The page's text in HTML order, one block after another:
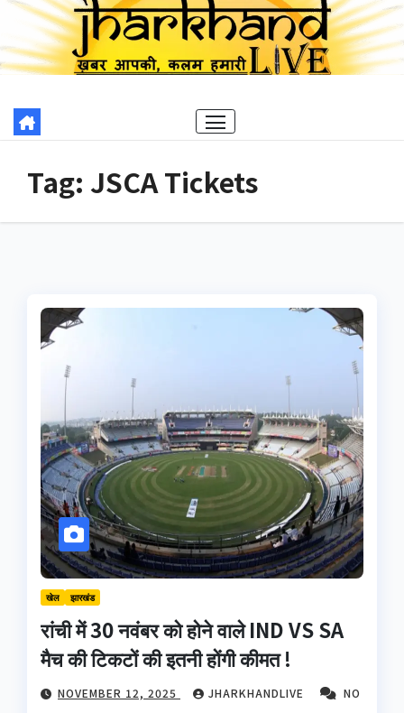
Tag: JSCA Tickets
खेल झारखंड
रांची में 30 नवंबर को होने वाले IND VS SA
मैच की टिकटों की इतनी होंगी कीमत !
NOVEMBER 12, 2025 JHARKHANDLIVE
NO